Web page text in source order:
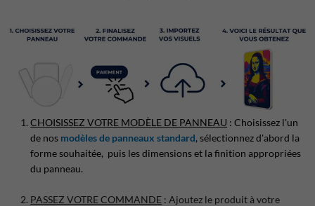
CHOISISSEZ VOTRE MODÈLE DE PANNEAU : Choisissez l'un
de nos modèles de panneaux standard, sélectionnez d'abord la
forme souhaitée, puis les dimensions et la finition appropriées
du panneau.
PASSEZ VOTRE COMMANDE : Ajoutez le produit à votre